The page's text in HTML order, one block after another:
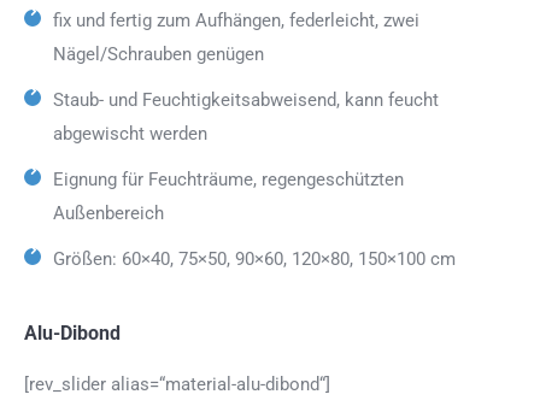
fix und fertig zum Aufhängen, federleicht, zwei
Nägel/Schrauben genügen
Staub- und Feuchtigkeitsabweisend, kann feucht
abgewischt werden
Eignung für Feuchträume, regengeschützten
Außenbereich
Größen: 60×40, 75×50, 90×60, 120×80, 150×100 cm
Alu-Dibond
[rev_slider alias=“material-alu-dibond“]